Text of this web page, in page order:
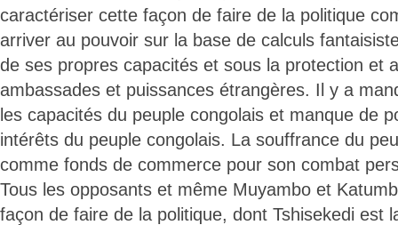
caractériser cette façon de faire de la politique
arriver au pouvoir sur la base de calculs
de ses propres capacités et sous la protection et
ambassades et puissances étrangères. Il y a
les capacités du peuple congolais et manque de
intérêts du peuple congolais. La souffrance du
comme fonds de commerce pour son combat
Tous les opposants et même Muyambo et
façon de faire de la politique, dont Tshisekedi est